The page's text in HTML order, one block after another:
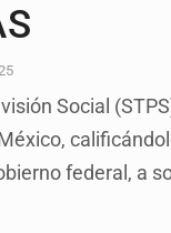
Social
federal, a